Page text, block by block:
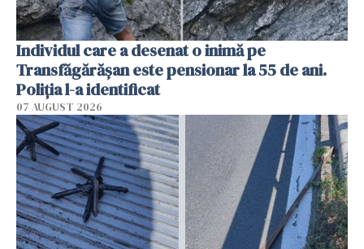
Individul care a desenat o inimă pe
Transfăgărășan este pensionar la 55 de ani.
Poliția l-a identificat
07 AUGUST 2026